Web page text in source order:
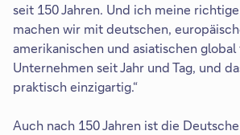
seit 150 Jahren. Und ich meine
machen wir mit deutschen,
amerikanischen und asiatischen
Unternehmen seit Jahr und Tag, und
praktisch einzigartig.“
Auch nach 150 Jahren ist die